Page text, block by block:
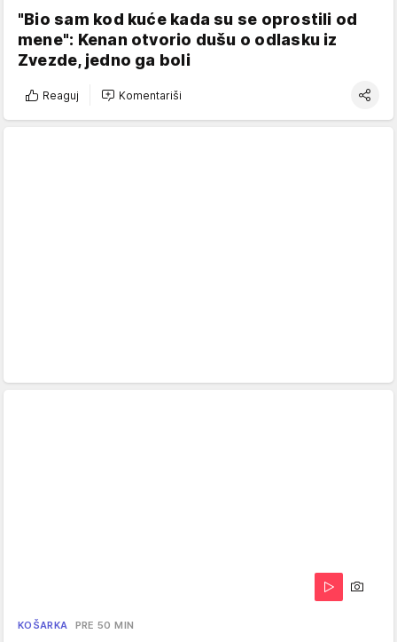
"Bio sam kod kuće kada su se oprostili od
mene": Kenan otvorio dušu o odlasku iz
Zvezde, jedno ga boli
Reaguj Komentariši
KOŠARKA PRE 50 MIN